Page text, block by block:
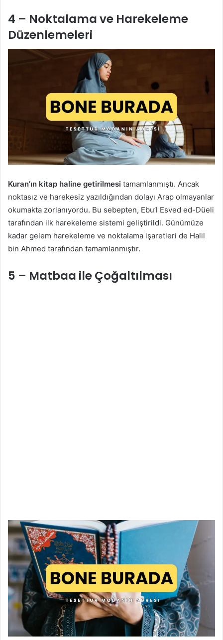
4 – Noktalama ve Harekeleme
Düzenlemeleri
Kuran’ın kitap haline getirilmesi tamamlanmıştı. Ancak
noktasız ve harekesiz yazıldığından dolayı Arap olmayanlar
okumakta zorlanıyordu. Bu sebepten, Ebu’l Esved ed-Düeli
tarafından ilk harekeleme sistemi geliştirildi. Günümüze
kadar gelem harekeleme ve noktalama işaretleri de Halil
bin Ahmed tarafından tamamlanmıştır.
5 – Matbaa ile Çoğaltılması